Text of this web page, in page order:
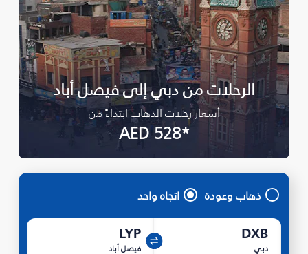
الرحلات من دبي إلى فيصل أباد
أسعار رحلات الذهاب ابتداءً من
*AED 528
ذهاب وعودة اتجاه واحد
DXB
دبي
LYP
فيصل أباد